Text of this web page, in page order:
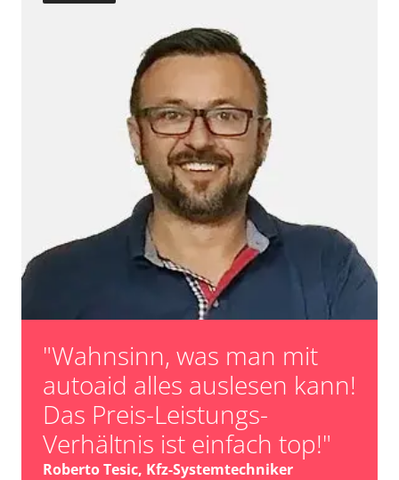
Zurücksetzen der AGR Adaptionswerte
Verfügbarkeit abhängig von Modell, Motorisierung, Ausstattung
"Wahnsinn, was man mit
autoaid alles auslesen kann!
Das Preis-Leistungs-
Verhältnis ist einfach top!"
Roberto Tesic, Kfz-Systemtechniker